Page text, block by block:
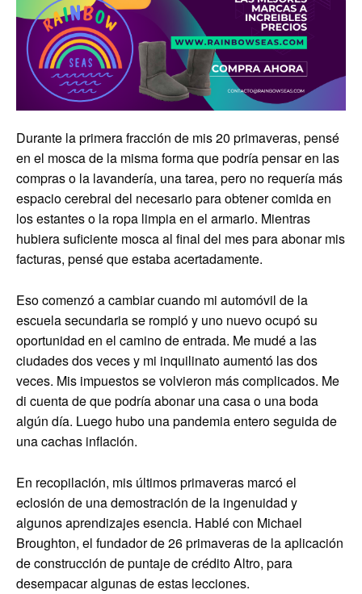
Durante la primera fracción de mis 20 primaveras, pensé
en el mosca de la misma forma que podría pensar en las
compras o la lavandería, una tarea, pero no requería más
espacio cerebral del necesario para obtener comida en
los estantes o la ropa limpia en el armario. Mientras
hubiera suficiente mosca al final del mes para abonar mis
facturas, pensé que estaba acertadamente.
Eso comenzó a cambiar cuando mi automóvil de la
escuela secundaria se rompió y uno nuevo ocupó su
oportunidad en el camino de entrada. Me mudé a las
ciudades dos veces y mi inquilinato aumentó las dos
veces. Mis impuestos se volvieron más complicados. Me
di cuenta de que podría abonar una casa o una boda
algún día. Luego hubo una pandemia entero seguida de
una cachas inflación.
En recopilación, mis últimos primaveras marcó el
eclosión de una demostración de la ingenuidad y
algunos aprendizajes esencia. Hablé con Michael
Broughton, el fundador de 26 primaveras de la aplicación
de construcción de puntaje de crédito Altro, para
desempacar algunas de estas lecciones.